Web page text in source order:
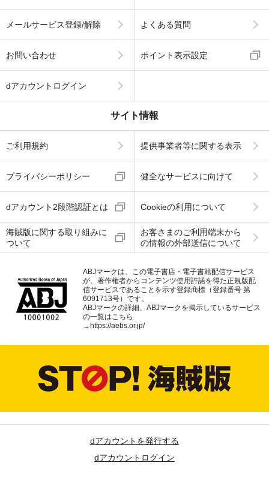
メールサービス登録/解除 よくある質問
お問い合わせ ポイント表示設定
dアカウントログイン
サイト情報
ご利用規約 提供事業者等に関する表示
プライバシーポリシー 健全なサービスに向けて
dアカウント2段階認証とは Cookieの利用について
海賊版に関する取り組みに
ついて
お客さまのご利用端末から
の情報の外部送信について
ABJマークは、この電子書店・電子書籍配信サービス
が、著作権者からコンテンツ使用許諾を得た正規版配
信サービスであることを示す登録商標（登録番号 第
6091713号）です。
ABJマークの詳細、ABJマークを掲示しているサービス
の一覧はこちら
→ https://aebs.or.jp/
dアカウントを発行する
dアカウントログイン